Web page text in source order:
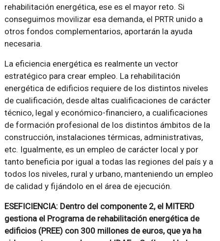
rehabilitación energética, ese es el mayor reto. Si
conseguimos movilizar esa demanda, el PRTR unido a
otros fondos complementarios, aportarán la ayuda
necesaria.
La eficiencia energética es realmente un vector
estratégico para crear empleo. La rehabilitación
energética de edificios requiere de los distintos niveles
de cualificación, desde altas cualificaciones de carácter
técnico, legal y económico-financiero, a cualificaciones
de formación profesional de los distintos ámbitos de la
construcción, instalaciones térmicas, administrativas,
etc. Igualmente, es un empleo de carácter local y por
tanto beneficia por igual a todas las regiones del país y a
todos los niveles, rural y urbano, manteniendo un empleo
de calidad y fijándolo en el área de ejecución.
ESEFICIENCIA: Dentro del componente 2, el MITERD
gestiona el Programa de rehabilitación energética de
edificios (PREE) con 300 millones de euros, que ya ha